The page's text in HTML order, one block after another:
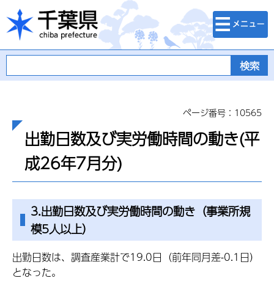
千葉県
検索・メニュ
ー
ページ番号：10565
出勤日数及び実労働時間の動き(平
成26年7月分)
3.出勤日数及び実労働時間の動き（事業所規
模5人以上）
出勤日数は、調査産業計で19.0日（前年同月差-0.1日）
となった。